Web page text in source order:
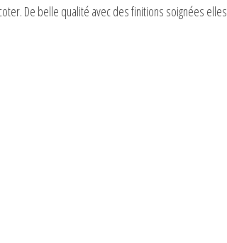
De belle qualité avec des finitions soignées elles